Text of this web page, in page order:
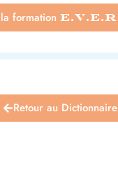
formation E.V.E.R
Retour au Dictionnaire